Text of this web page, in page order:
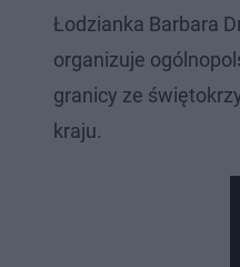
Łodzianka Barbara
organizuje
granicy ze
kraju.